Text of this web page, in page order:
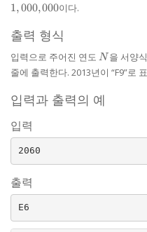
1,000,000이다.
출력 형식
입력으로 주어진 연도 N
N 을 서양
줄에 출력한다. 2013년이 “F9”로
입력과 출력의 예
입력
출력